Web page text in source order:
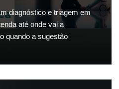
diagnóstico e triagem em
até onde vai a
quando a sugestão